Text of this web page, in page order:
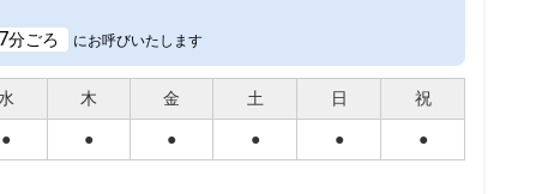
分ごろ にお呼びいたします
木 金 土 日 祝
● ● ● ● ● ●